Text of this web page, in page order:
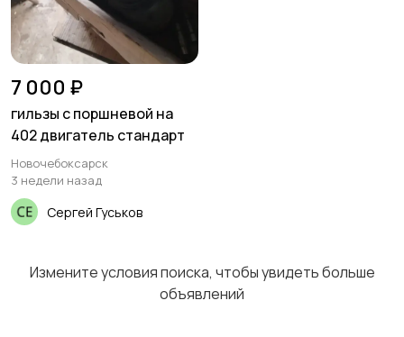
7 000 ₽
гильзы с поршневой на
402 двигатель стандарт
Новочебоксарск
3 недели назад
Сергей Гуськов
Измените условия поиска, чтобы увидеть больше
объявлений